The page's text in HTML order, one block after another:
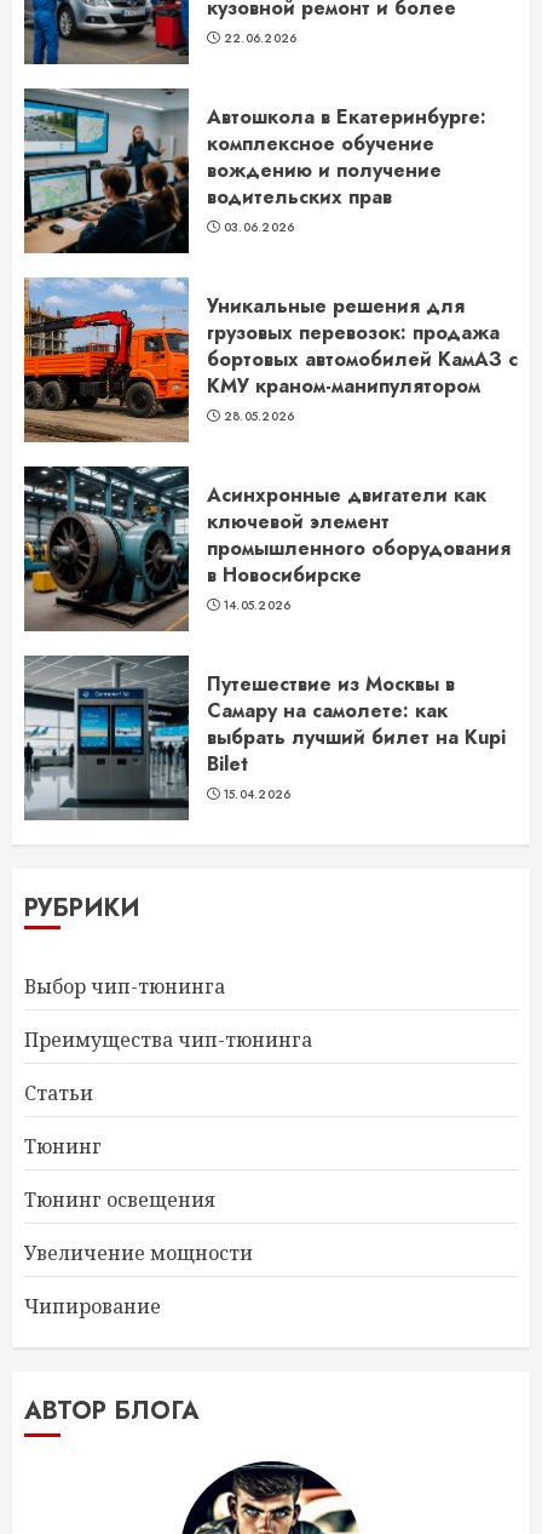
кузовной ремонт и более
22.06.2026
Автошкола в Екатеринбурге:
комплексное обучение
вождению и получение
водительских прав
03.06.2026
Уникальные решения для
грузовых перевозок: продажа
бортовых автомобилей КамАЗ с
КМУ краном-манипулятором
28.05.2026
Асинхронные двигатели как
ключевой элемент
промышленного оборудования
в Новосибирске
14.05.2026
Путешествие из Москвы в
Самару на самолете: как
выбрать лучший билет на Kupi
Bilet
15.04.2026
РУБРИКИ
Выбор чип-тюнинга
Преимущества чип-тюнинга
Статьи
Тюнинг
Тюнинг освещения
Увеличение мощности
Чипирование
АВТОР БЛОГА